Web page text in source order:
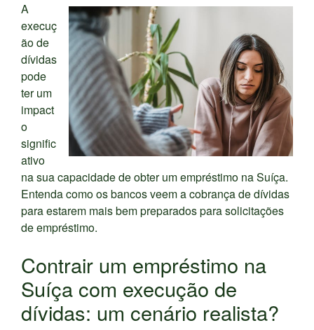
A
execuç
ão de
dívidas
pode
ter um
impact
o
signific
ativo
na sua capacidade de obter um empréstimo na Suíça.
Entenda como os bancos veem a cobrança de dívidas
para estarem mais bem preparados para solicitações
de empréstimo.
Contrair um empréstimo na
Suíça com execução de
dívidas: um cenário realista?